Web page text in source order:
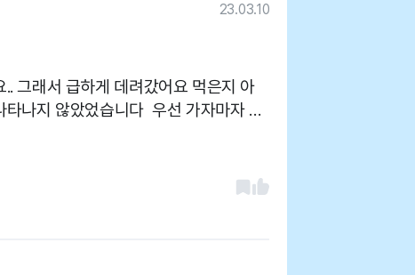
23.03.10
그래서 급하게 데려갔어요 먹은지 아
타나지 않았었습니다 우선 가자마자 구
했어요 한 연달아서 7번까지도 하더라